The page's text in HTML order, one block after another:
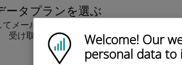
Ubigi logo
Welcome! Our
personal data to
ータプランを選ぶ
てメール経由でQRコードを
受け取りましょう！
早い！